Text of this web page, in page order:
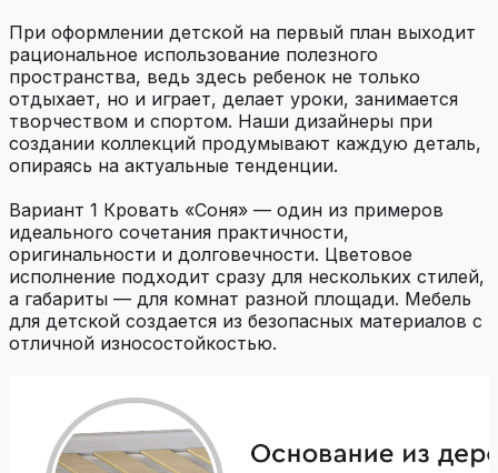
При оформлении детской на первый план выходит
рациональное использование полезного
пространства, ведь здесь ребенок не только
отдыхает, но и играет, делает уроки, занимается
творчеством и спортом. Наши дизайнеры при
создании коллекций продумывают каждую деталь,
опираясь на актуальные тенденции.
Вариант 1 Кровать «Соня» — один из примеров
идеального сочетания практичности,
оригинальности и долговечности. Цветовое
исполнение подходит сразу для нескольких стилей,
а габариты — для комнат разной площади. Мебель
для детской создается из безопасных материалов с
отличной износостойкостью.